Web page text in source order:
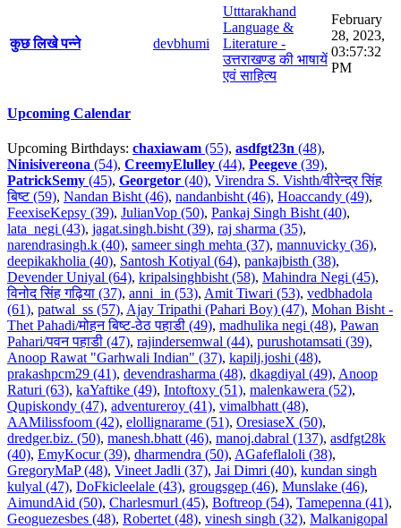
कुछ लिखे पन्ने devbhumi
Utttarakhand
Language &
Literature -
उत्तराखण्ड की भाषायें
एवं साहित्य
February
28, 2023,
03:57:32
PM
Upcoming Calendar
Upcoming Birthdays: chaxiawam (55), asdfgt23n (48),
Ninisivereona (54), CreemyElulley (44), Peegeve (39),
PatrickSemy (45), Georgetor (40), Virendra S. Vishth/वीरेन्द्र सिंह
बिष्ट (59), Nandan Bisht (46), nandanbisht (46), Hoaccandy (49),
FeexiseKepsy (39), JulianVop (50), Pankaj Singh Bisht (40),
lata_negi (43), jagat.singh.bisht (39), raj sharma (35),
narendrasingh.k (40), sameer singh mehta (37), mannuvicky (36),
deepikakholia (40), Santosh Kotiyal (64), pankajbisth (38),
Devender Uniyal (64), kripalsinghbisht (58), Mahindra Negi (45),
विनोद सिंह गढ़िया (37), anni_in (53), Amit Tiwari (53), vedbhadola
(61), patwal_ss (57), Ajay Tripathi (Pahari Boy) (47), Mohan Bisht -
Thet Pahadi/मोहन बिष्ट-ठेठ पहाडी (49), madhulika negi (48), Pawan
Pahari/पवन पहाडी (47), rajindersemwal (44), purushotamsati (39),
Anoop Rawat "Garhwali Indian" (37), kapilj.joshi (48),
prakashpcm29 (41), devendrasharma (48), dkagdiyal (49), Anoop
Raturi (63), kaYaftike (49), Intoftoxy (51), malenkawera (52),
Qupiskondy (47), adventureroy (41), vimalbhatt (48),
AAMilissfoom (42), elollignarame (51), OresiaseX (50),
dredger.biz. (50), manesh.bhatt (46), manoj.dabral (137), asdfgt28k
(40), EmyKocur (39), dharmendra (50), AGafeflaloli (38),
GregoryMaP (48), Vineet Jadli (37), Jai Dimri (40), kundan singh
kulyal (47), DoFkicleelale (43), grougsgep (46), Munslake (46),
AimundAid (50), Charlesmurl (45), Boftreop (54), Tamepenna (41),
Geoguezesbes (48), Robertet (48), vinesh singh (32), Malkanigopal